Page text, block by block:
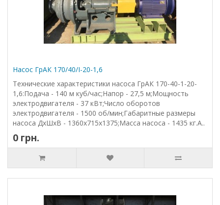
Насос ГрАК 170/40/I-20-1,6
Технические характеристики насоса ГрАК 170-40-1-20-
1,6:Подача - 140 м куб/час;Напор - 27,5 м;Мощность
электродвигателя - 37 кВт;Число оборотов
электродвигателя - 1500 об/мин;Габаритные размеры
насоса ДхШхВ - 1360х715х1375;Масса насоса - 1435 кг.А..
0 грн.